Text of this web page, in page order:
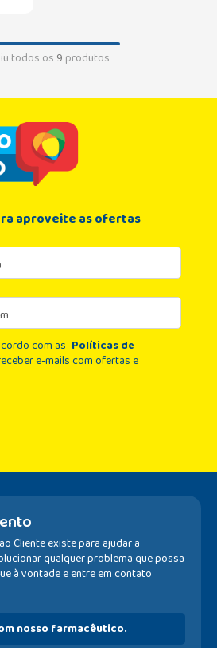
todos os 9produtos
aproveite as ofertas
com as Políticas de
e-mails com ofertas e
Cliente existe para ajudar a
qualquer problema que possa
à vontade e entre em contato
nosso farmacêutico.